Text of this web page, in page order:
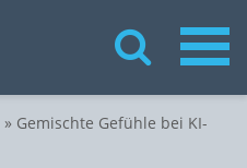
» Gemischte Gefühle bei KI-